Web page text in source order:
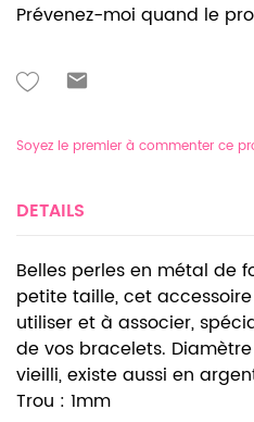
Prévenez-moi quand le
Soyez le premier à commenter ce
DETAILS
Belles perles en métal de
petite taille, cet
utiliser et à associer,
de vos bracelets.
vieilli, existe aussi en
Trou : 1mm